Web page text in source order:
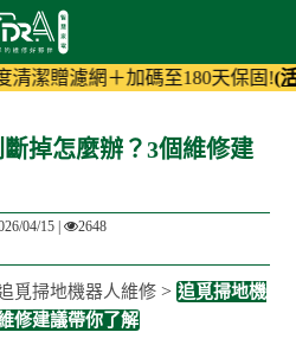
碼至180天保固!(活動詳情)小家電
掉怎麼辦？3個維修建
04/15 |
2648
覓掃地機器人維修 > 追覓掃地機
修建議帶你了解